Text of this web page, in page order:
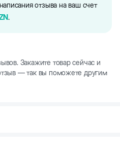
отзыва на ваш счет
.
Закажите товар сейчас и
— так вы поможете другим